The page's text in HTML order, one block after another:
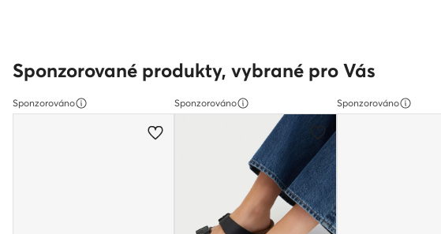
Sponzorované produkty, vybrané pro Vás
Sponzorováno Sponzorováno Sponzorováno